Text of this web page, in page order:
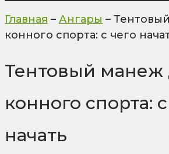
Главная – Ангары –
конного спорта: с чего
Тентовый манеж
конного спорта:
начать